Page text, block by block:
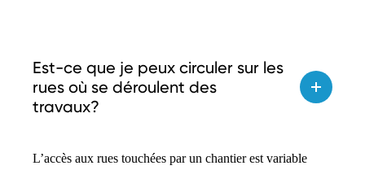
Est-ce que je peux circuler sur les
rues où se déroulent des
travaux?
L’accès aux rues touchées par un chantier est variable